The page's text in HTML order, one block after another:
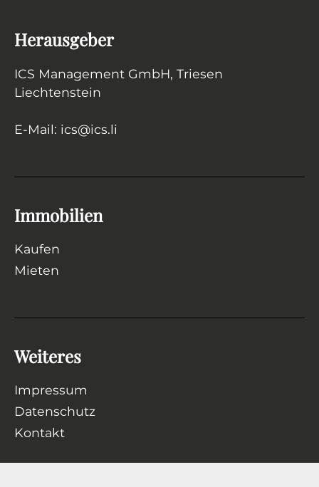
Herausgeber
ICS Management GmbH, Triesen
Liechtenstein
E-Mail: ics@ics.li
Immobilien
Kaufen
Mieten
Weiteres
Impressum
Datenschutz
Kontakt